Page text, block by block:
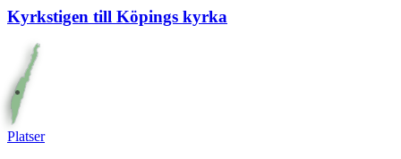
Kyrkstigen till Köpings kyrka
Platser